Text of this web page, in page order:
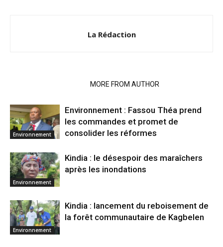
La Rédaction
MORE FROM AUTHOR
Environnement
Environnement : Fassou Théa prend
les commandes et promet de
consolider les réformes
Environnement
Kindia : le désespoir des maraîchers
après les inondations
Environnement
Kindia : lancement du reboisement de
la forêt communautaire de Kagbelen